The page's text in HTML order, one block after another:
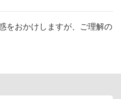
をおかけしますが、ご理解の